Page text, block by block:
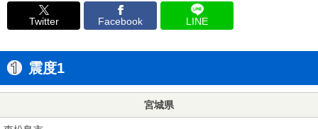
Twitter Facebook LINE
震度1
宮城県